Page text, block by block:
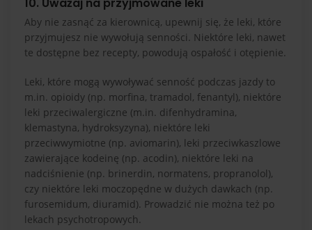
10. Uważaj na przyjmowane leki
Aby nie zasnąć za kierownicą, upewnij się, że leki, które
przyjmujesz nie wywołują senności. Niektóre leki, nawet
te dostępne bez recepty, powodują ospałość i otępienie.
Leki, które mogą wywoływać senność podczas jazdy to
m.in. opioidy (np. morfina, tramadol, fenantyl), niektóre
leki przeciwalergiczne (m.in. difenhydramina,
klemastyna, hydroksyzyna), niektóre leki
przeciwwymiotne (np. aviomarin), leki przeciwkaszlowe
zawierające kodeinę (np. acodin), niektóre leki na
nadciśnienie (np. brinerdin, normatens, propranolol),
czy niektóre leki moczopędne w dużych dawkach (np.
furosemidum, diuramid). Prowadzić nie można też po
lekach psychotropowych.